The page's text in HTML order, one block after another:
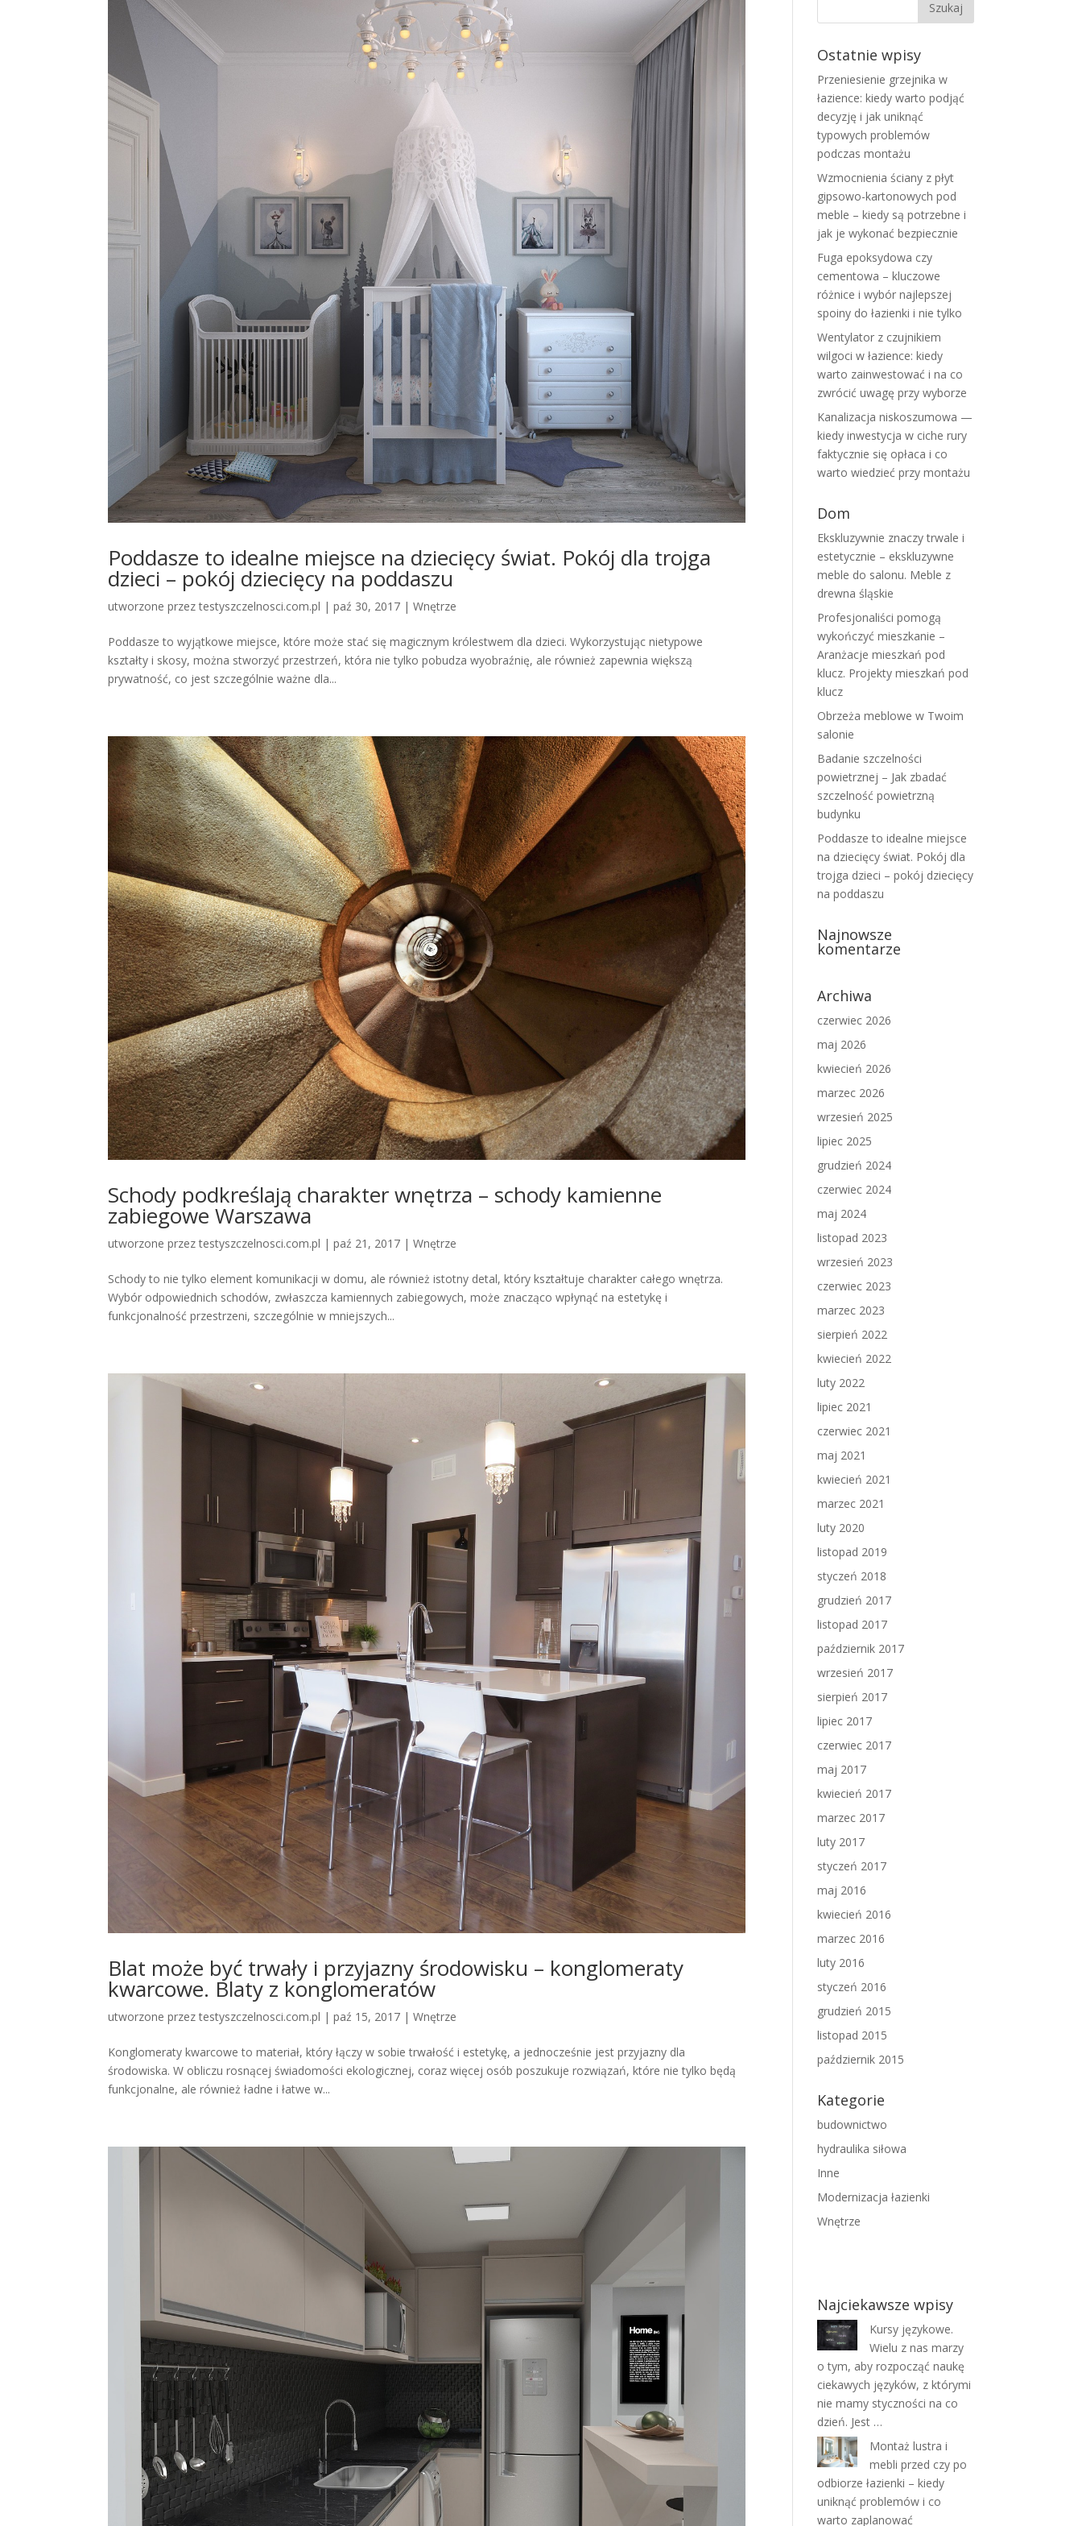
Poddasze to idealne miejsce na dziecięcy świat. Pokój dla trojga
dzieci – pokój dziecięcy na poddaszu
utworzone przeztestyszczelnosci.com.pl |paź 30, 2017 |Wnętrze
Poddasze to wyjątkowe miejsce, które może stać się magicznym królestwem dla dzieci. Wykorzystując nietypowe
kształty i skosy, można stworzyć przestrzeń, która nie tylko pobudza wyobraźnię, ale również zapewnia większą
prywatność, co jest szczególnie ważne dla...
Schody podkreślają charakter wnętrza – schody kamienne
zabiegowe Warszawa
utworzone przeztestyszczelnosci.com.pl |paź 21, 2017 |Wnętrze
Schody to nie tylko element komunikacji w domu, ale również istotny detal, który kształtuje charakter całego wnętrza.
Wybór odpowiednich schodów, zwłaszcza kamiennych zabiegowych, może znacząco wpłynąć na estetykę i
funkcjonalność przestrzeni, szczególnie w mniejszych...
Blat może być trwały i przyjazny środowisku – konglomeraty
kwarcowe. Blaty z konglomeratów
utworzone przeztestyszczelnosci.com.pl |paź 15, 2017 |Wnętrze
Konglomeraty kwarcowe to materiał, który łączy w sobie trwałość i estetykę, a jednocześnie jest przyjazny dla
środowiska. W obliczu rosnącej świadomości ekologicznej, coraz więcej osób poszukuje rozwiązań, które nie tylko będą
funkcjonalne, ale również ładne i łatwe w...
Ostatnie wpisy
Przeniesienie grzejnika w
łazience: kiedy warto podjąć
decyzję i jak uniknąć
typowych problemów
podczas montażu
Wzmocnienia ściany z płyt
gipsowo-kartonowych pod
meble – kiedy są potrzebne i
jak je wykonać bezpiecznie
Fuga epoksydowa czy
cementowa – kluczowe
różnice i wybór najlepszej
spoiny do łazienki i nie tylko
Wentylator z czujnikiem
wilgoci w łazience: kiedy
warto zainwestować i na co
zwrócić uwagę przy wyborze
Kanalizacja niskoszumowa —
kiedy inwestycja w ciche rury
faktycznie się opłaca i co
warto wiedzieć przy montażu
Dom
Ekskluzywnie znaczy trwale i
estetycznie – ekskluzywne
meble do salonu. Meble z
drewna śląskie
Profesjonaliści pomogą
wykończyć mieszkanie –
Aranżacje mieszkań pod
klucz. Projekty mieszkań pod
klucz
Obrzeża meblowe w Twoim
salonie
Badanie szczelności
powietrznej – Jak zbadać
szczelność powietrzną
budynku
Poddasze to idealne miejsce
na dziecięcy świat. Pokój dla
trojga dzieci – pokój dziecięcy
na poddaszu
Najnowsze
komentarze
Archiwa
czerwiec 2026
maj 2026
kwiecień 2026
marzec 2026
wrzesień 2025
lipiec 2025
grudzień 2024
czerwiec 2024
maj 2024
listopad 2023
wrzesień 2023
czerwiec 2023
marzec 2023
sierpień 2022
kwiecień 2022
luty 2022
lipiec 2021
czerwiec 2021
maj 2021
kwiecień 2021
marzec 2021
luty 2020
listopad 2019
styczeń 2018
grudzień 2017
listopad 2017
październik 2017
wrzesień 2017
sierpień 2017
lipiec 2017
czerwiec 2017
maj 2017
kwiecień 2017
marzec 2017
luty 2017
styczeń 2017
maj 2016
kwiecień 2016
marzec 2016
luty 2016
styczeń 2016
grudzień 2015
listopad 2015
październik 2015
Kategorie
budownictwo
hydraulika siłowa
Inne
Modernizacja łazienki
Wnętrze
Najciekawsze wpisy
Kursy językowe.
Wielu z nas marzy
o tym, aby rozpocząć naukę
ciekawych języków, z którymi
nie mamy styczności na co
dzień. Jest …
Montaż lustra i
mebli przed czy po
odbiorze łazienki – kiedy
uniknąć problemów i co
warto zaplanować